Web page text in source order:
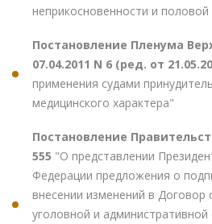
неприкосновенности и
Постановление Пленума
07.04.2011 N 6 (ред. от
применения судами
медицинского характера"
Постановление
555 "О представлении
Федерации предложения о
внесении изменений в Договор
уголовной и административной